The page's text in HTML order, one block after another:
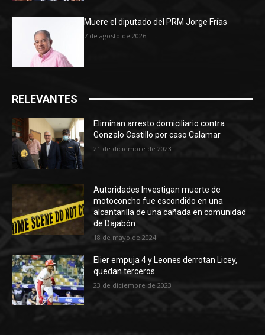
Muere el diputado del PRM Jorge Frías
7 de agosto de 2026
RELEVANTES
Eliminan arresto domiciliario contra
Gonzalo Castillo por caso Calamar
21 de diciembre de 2023
Autoridades Investigan muerte de
motoconcho fue escondido en una
alcantarilla de una cañada en comunidad
de Dajabón.
18 de mayo de 2024
Elier empuja 4 y Leones derrotan Licey,
quedan terceros
23 de diciembre de 2023